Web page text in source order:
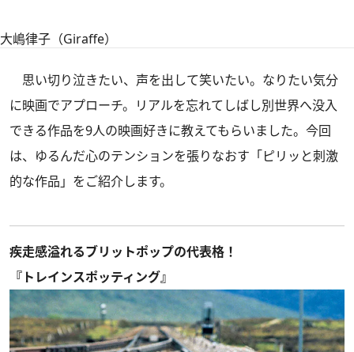
大嶋律子（Giraffe）
思い切り泣きたい、声を出して笑いたい。なりたい気分
に映画でアプローチ。リアルを忘れてしばし別世界へ没入
できる作品を9人の映画好きに教えてもらいました。今回
は、ゆるんだ心のテンションを張りなおす「ピリッと刺激
的な作品」をご紹介します。
疾走感溢れるブリットポップの代表格！
『トレインスポッティング』